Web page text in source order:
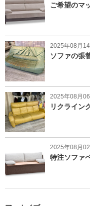
ご希望のマ
2025年08月
ソファの張
2025年08月
リクライン
2025年08月
特注ソファ